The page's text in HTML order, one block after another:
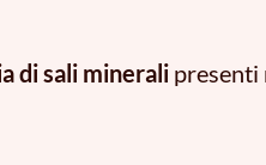
di sali minerali presenti